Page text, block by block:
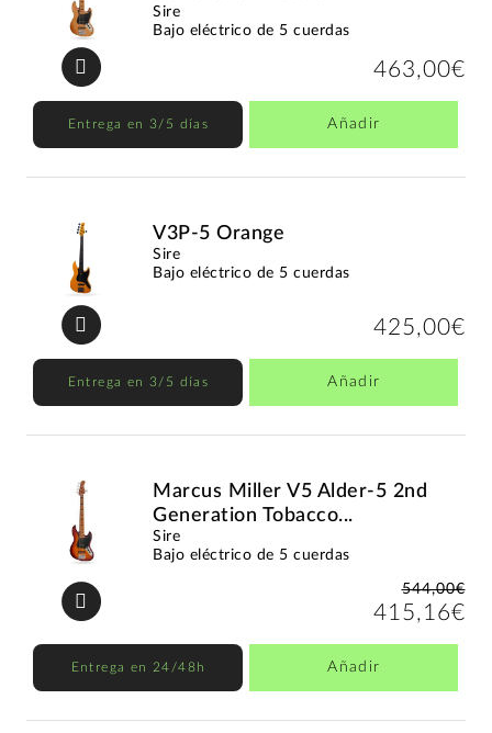
Sire
Bajo eléctrico de 5 cuerdas
463,00€
Entrega en 3/5 días Añadir
V3P-5 Orange
Sire
Bajo eléctrico de 5 cuerdas
425,00€
Entrega en 3/5 días Añadir
Marcus Miller V5 Alder-5 2nd
Generation Tobacco...
Sire
Bajo eléctrico de 5 cuerdas
544,00€
415,16€
Entrega en 24/48h Añadir